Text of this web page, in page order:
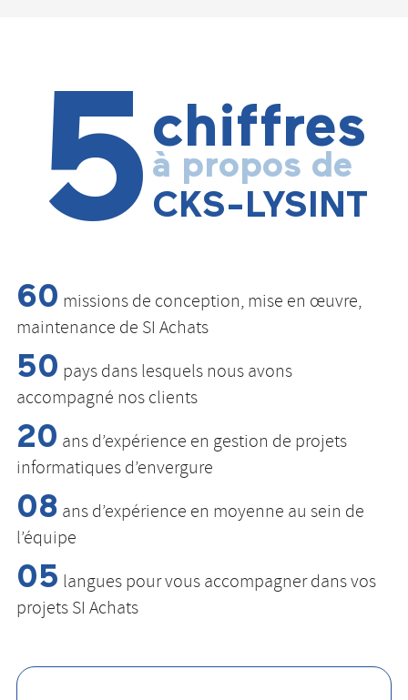
5chiffres
à propos de
CKS-LYSINT
60 missions de conception, mise en œuvre,
maintenance de SI Achats
50 pays dans lesquels nous avons
accompagné nos clients
20 ans d’expérience en gestion de projets
informatiques d’envergure
08 ans d’expérience en moyenne au sein de
l’équipe
05 langues pour vous accompagner dans vos
projets SI Achats